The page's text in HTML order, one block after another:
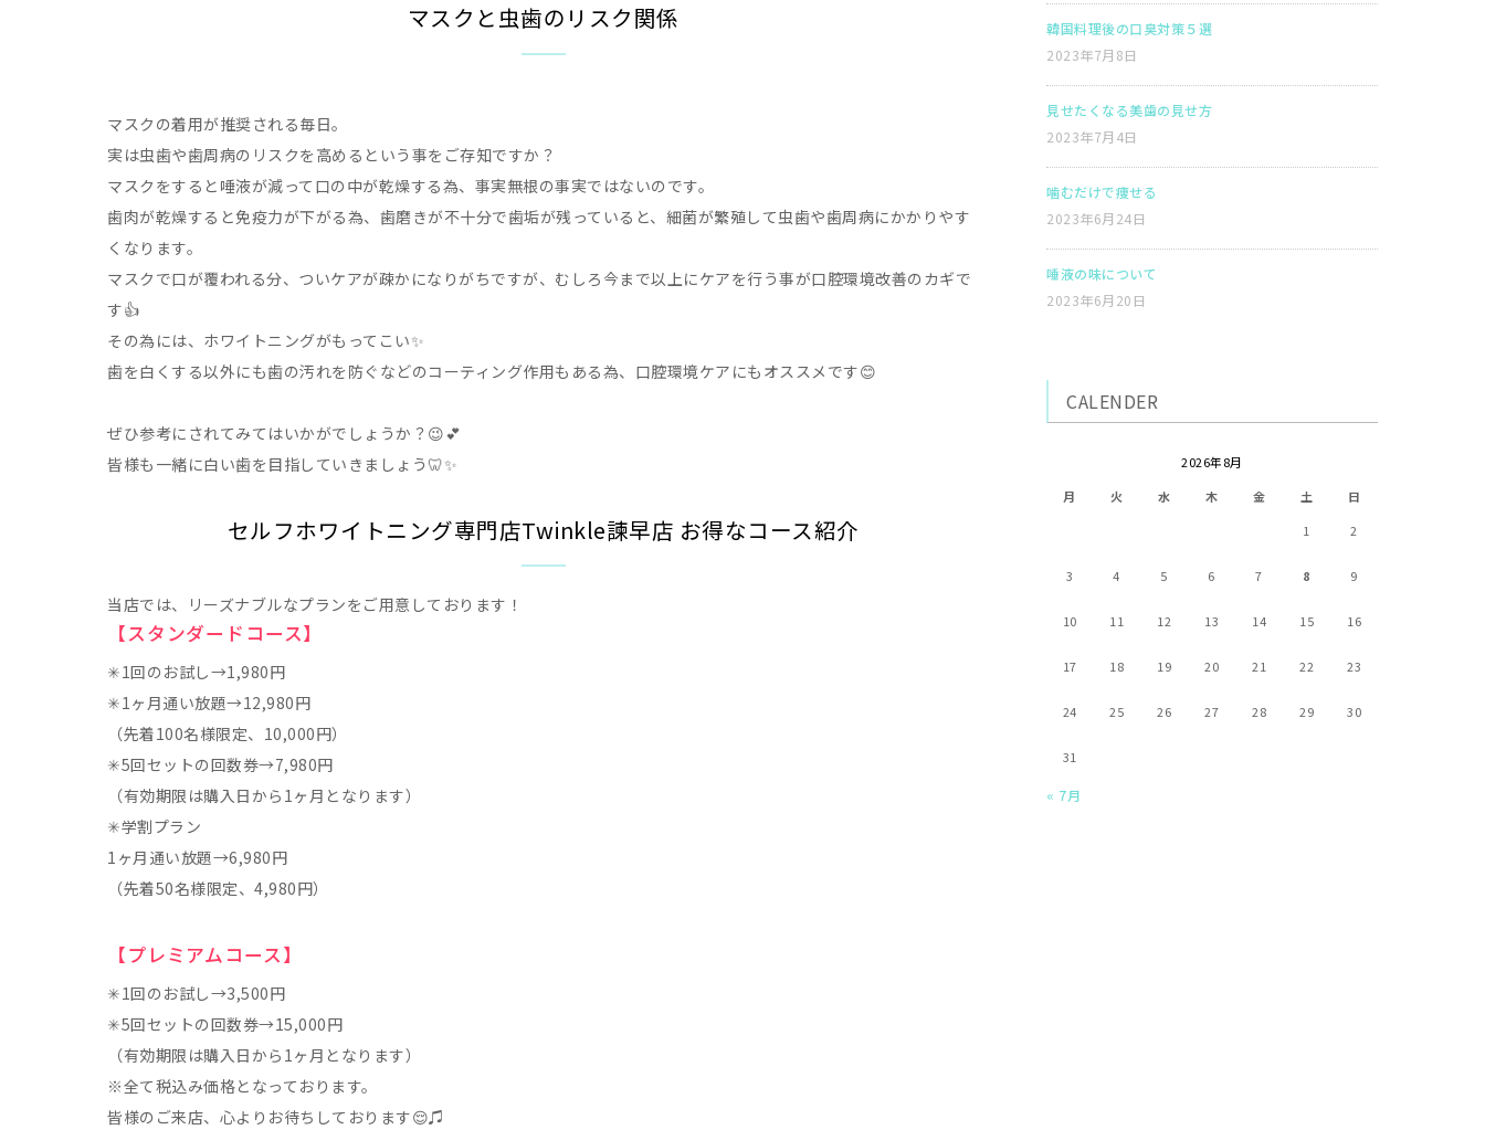
マスクと虫歯のリスク関係
マスクの着用が推奨される毎日。
実は虫歯や歯周病のリスクを高めるという事をご存知ですか？
マスクをすると唾液が減って口の中が乾燥する為、事実無根の事実ではないのです。
歯肉が乾燥すると免疫力が下がる為、歯磨きが不十分で歯垢が残っていると、細菌が繁殖して虫歯や歯周病にかかりやす
くなります。
マスクで口が覆われる分、ついケアが疎かになりがちですが、むしろ今まで以上にケアを行う事が口腔環境改善のカギで
す👍
その為には、ホワイトニングがもってこい✨
歯を白くする以外にも歯の汚れを防ぐなどのコーティング作用もある為、口腔環境ケアにもオススメです😊
ぜひ参考にされてみてはいかがでしょうか？😉💕
皆様も一緒に白い歯を目指していきましょう🦷✨
セルフホワイトニング専門店Twinkle諫早店 お得なコース紹介
当店では、リーズナブルなプランをご用意しております！
【スタンダードコース】
✳︎1回のお試し→1,980円
✳︎1ヶ月通い放題→12,980円
（先着100名様限定、10,000円）
✳︎5回セットの回数券→7,980円
（有効期限は購入日から1ヶ月となります）
✳︎学割プラン
1ヶ月通い放題→6,980円
（先着50名様限定、4,980円）
【プレミアムコース】
✳︎1回のお試し→3,500円
✳︎5回セットの回数券→15,000円
（有効期限は購入日から1ヶ月となります）
※全て税込み価格となっております。
皆様のご来店、心よりお待ちしております😌♫
韓国料理後の口臭対策５選
2023年7月8日
見せたくなる美歯の見せ方
2023年7月4日
噛むだけで痩せる
2023年6月24日
唾液の味について
2023年6月20日
CALENDER
2026年8月
月
火 水 木 金 土
日
1
2
3 4 5 6 7 8 9
10 11 12 13 14 15 16
17 18 19 20 21 22 23
24 25 26 27 28 29 30
31
« 7月